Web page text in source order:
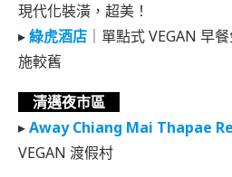
現代化裝潢，超美！
▸綠虎酒店 ｜單點式 VEGAN 早
施較舊
清邁夜市區
▸Away Chiang Mai Thapae
VEGAN 渡假村